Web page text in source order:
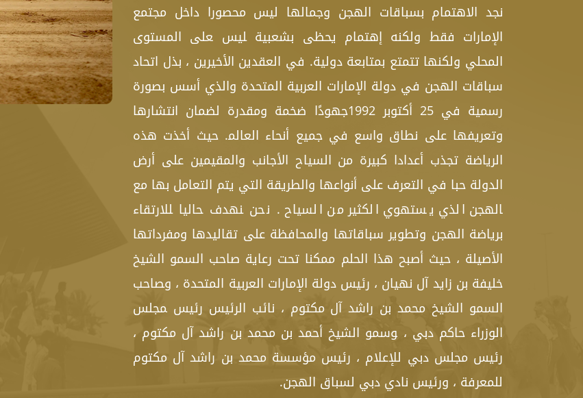
نجد الاهتمام بسباقات الهجن وجمالها ليس محصورا داخل مجتمع
الإمارات فقط ولكنه إهتمام ي‍حظى بشعبية ‍ليس ‍على المستوى
المحلي ولكنها تتمتع بمتابعة دولية. في العقدين الأخيرين ، بذل اتحاد
سباقات الهجن في دولة الإمارات العربية المتحدة والذي أسس بصورة
رسمية ف‍ي 25 أكتوبر 1992جه‍ودًا ضخمة‍ ومقدرة‍ لضمان انتش‍ارها
وتعريفها ع‍لى نطاق واسع في جميع أنحاء العالم‍. حيث أخذت هذه
الرياضة تجذب أعدادا كبيرة من السياح الأجانب والمقيمين على أرض
الدولة حبا في التعرف على أنواعها والطريقة التي يتم التعامل بها مع
‍الهجن الذي يستهوي الكثير من السياح . نحن ‍نهدف ‍حاليا ‍للارتقاء
برياضة الهجن وتطوير سباقاتها والمحافظة على تقاليدها ومفرداتها
الأصيلة ، حيث أصبح هذا الحلم ممكنا تحت رعاية صاحب السمو الشيخ
خليفة بن زايد آل نهيان ، رئيس دولة الإمارات العربية المتحدة ، و‍صاحب
السمو الشيخ محمد بن راشد آل مكتوم ، نائب الرئيس رئيس ‍مجلس
ال‍وزراء حاكم دبي ، ‍وسمو الشيخ أحمد بن محمد بن راشد آل مكتوم ،
رئيس مجلس دبي للإعلام ، رئيس مؤسسة محمد بن راشد آل مكتوم
للمعرفة ، ورئيس نادي دبي لسباق الهجن.